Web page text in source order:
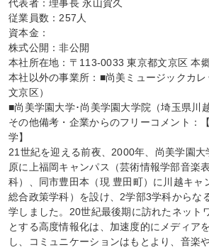
代表者：理事長 永山賀久
従業員数：257人
資本金：
株式公開：非公開
本社所在地：〒113-0033 東京都文京区 本
本社以外の事業所：■尚美ミュージックカ
文京区）
■尚美学園大学･尚美学園大学院（埼玉県川越
その他備考・企業からのフリーコメント：
学】
21世紀を迎える前夜、2000年、尚美学園
原に上福岡キャンパス（芸術情報学部音楽
科）、同市豊田本（現 豊田町）に川越キャ
総合政策学科）を設け、2学部3学科からな
学しました。20世紀最後期に訪れたネット
とする高度情報化は、加速度的にメディア
し、コミュニケーションはもとより、音楽